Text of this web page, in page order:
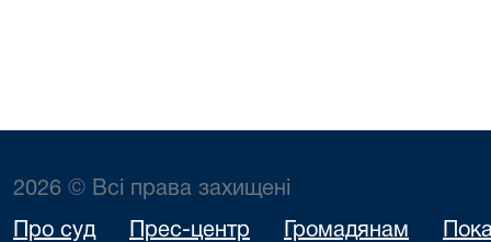
2026 © Всі права захищені
Про суд Прес-центр Громадянам